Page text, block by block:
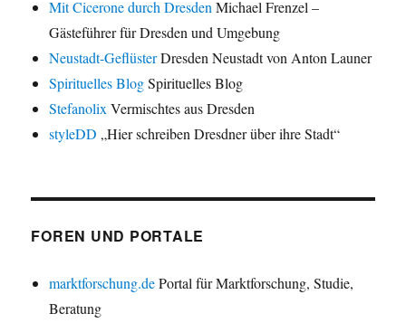
Mit Cicerone durch DresdenMichael Frenzel –
Gästeführer für Dresden und Umgebung
Neustadt-GeflüsterDresden Neustadt von Anton Launer
Spirituelles BlogSpirituelles Blog
StefanolixVermischtes aus Dresden
styleDD „Hier schreiben Dresdner über ihre Stadt“
FOREN UND PORTALE
marktforschung.dePortal für Marktforschung, Studie,
Beratung